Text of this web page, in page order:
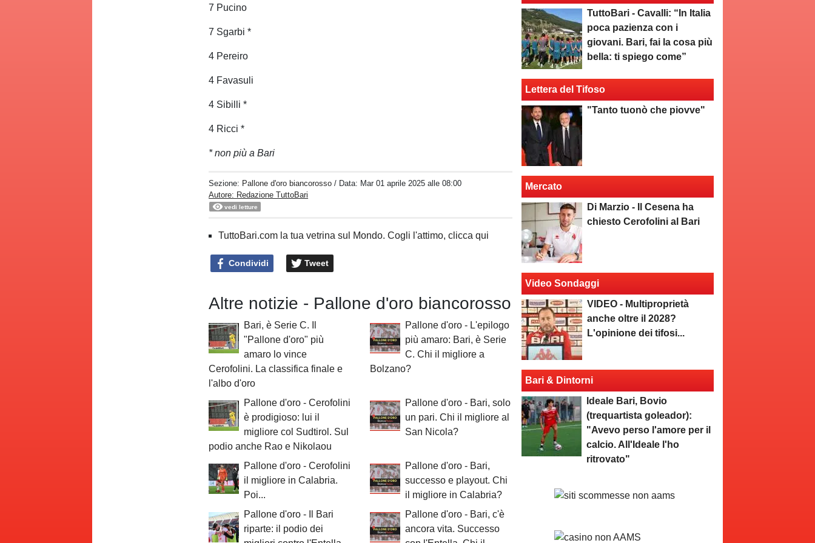
7 Pucino
7 Sgarbi *
4 Pereiro
4 Favasuli
4 Sibilli *
4 Ricci *
* non più a Bari
Sezione: Pallone d'oro biancorosso / Data: Mar 01 aprile 2025 alle 08:00
Autore: Redazione TuttoBari
vedi letture
TuttoBari.com la tua vetrina sul Mondo. Cogli l'attimo, clicca qui
Condividi Tweet
Altre notizie - Pallone d'oro biancorosso
Bari, è Serie C. Il
"Pallone d'oro" più
amaro lo vince
Cerofolini. La classifica finale e
l'albo d'oro
Pallone d'oro - L'epilogo
più amaro: Bari, è Serie
C. Chi il migliore a
Bolzano?
Pallone d'oro - Cerofolini
è prodigioso: lui il
migliore col Sudtirol. Sul
podio anche Rao e Nikolaou
Pallone d'oro - Bari, solo
un pari. Chi il migliore al
San Nicola?
Pallone d'oro - Cerofolini
il migliore in Calabria.
Poi...
Pallone d'oro - Bari,
successo e playout. Chi
il migliore in Calabria?
Pallone d'oro - Il Bari
riparte: il podio dei
Pallone d'oro - Bari, c'è
ancora vita. Successo
TuttoBari - Cavalli: “In Italia
poca pazienza con i
giovani. Bari, fai la cosa più
bella: ti spiego come”
Lettera del Tifoso
"Tanto tuonò che piovve"
Mercato
Di Marzio - Il Cesena ha
chiesto Cerofolini al Bari
Video Sondaggi
VIDEO - Multiproprietà
anche oltre il 2028?
L'opinione dei tifosi...
Bari & Dintorni
Ideale Bari, Bovio
(trequartista goleador):
"Avevo perso l'amore per il
calcio. All'Ideale l'ho
ritrovato"